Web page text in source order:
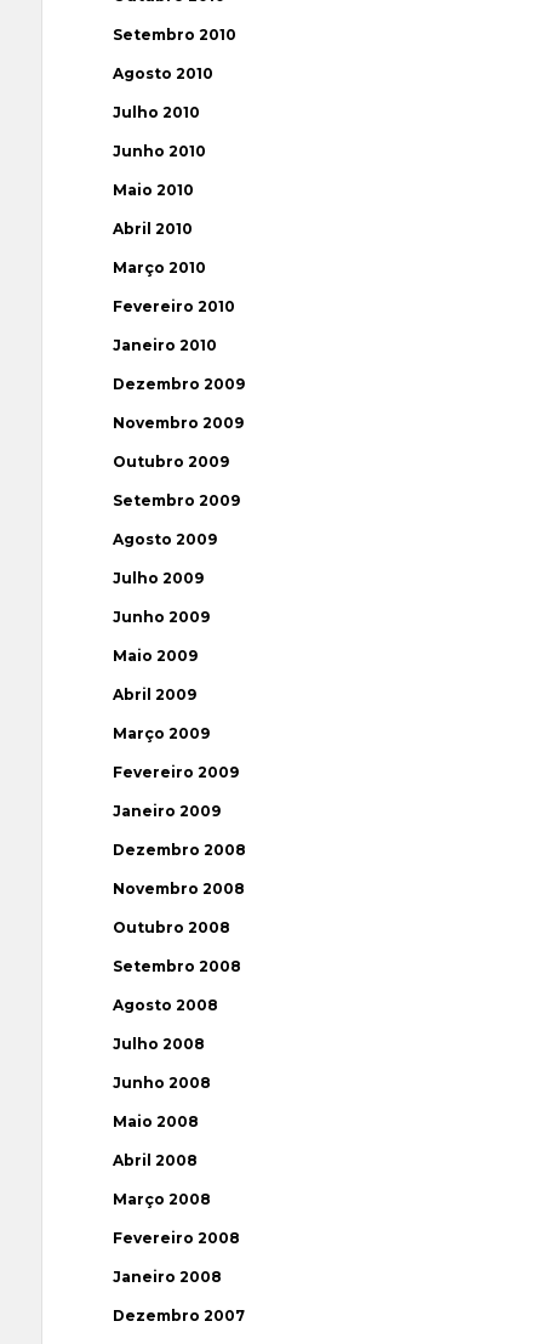
Setembro 2010
Agosto 2010
Julho 2010
Junho 2010
Maio 2010
Abril 2010
Março 2010
Fevereiro 2010
Janeiro 2010
Dezembro 2009
Novembro 2009
Outubro 2009
Setembro 2009
Agosto 2009
Julho 2009
Junho 2009
Maio 2009
Abril 2009
Março 2009
Fevereiro 2009
Janeiro 2009
Dezembro 2008
Novembro 2008
Outubro 2008
Setembro 2008
Agosto 2008
Julho 2008
Junho 2008
Maio 2008
Abril 2008
Março 2008
Fevereiro 2008
Janeiro 2008
Dezembro 2007